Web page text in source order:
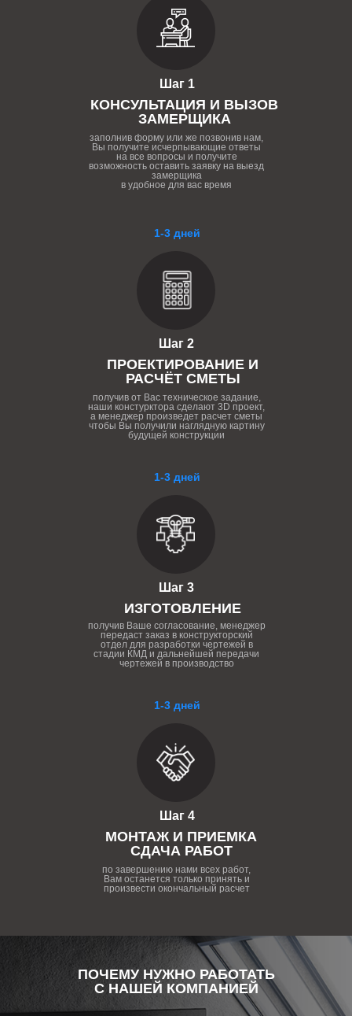
1-3 дней
Шаг 4
МОНТАЖ И ПРИЕМКА
СДАЧА РАБОТ
по завершению нами всех работ,
Вам останется только принять и
произвести окончальный расчет
1-3 дней
Шаг 3
ИЗГОТОВЛЕНИЕ
получив Ваше согласование, менеджер
передаст заказ в конструкторский
отдел для разработки чертежей в
стадии КМД и дальнейшей передачи
чертежей в производство
1-3 дней
Шаг 2
ПРОЕКТИРОВАНИЕ И
РАСЧЁТ СМЕТЫ
получив от Вас техническое задание,
наши констурктора сделают 3D проект,
а менеджер произведет расчет сметы
чтобы Вы получили наглядную картину
будущей конструкции
Шаг 1
КОНСУЛЬТАЦИЯ И ВЫЗОВ
ЗАМЕРЩИКА
заполнив форму или же позвонив нам,
Вы получите исчерпывающие ответы
на все вопросы и получите
возможность оставить заявку на выезд
замерщика
в удобное для вас время
ПОЧЕМУ НУЖНО РАБОТАТЬ
С НАШЕЙ КОМПАНИЕЙ